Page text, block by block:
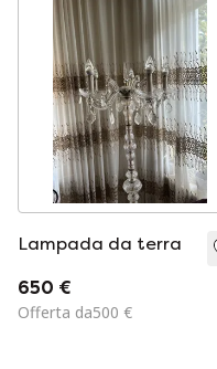
Lampada da terra
650 €
Offerta da500 €